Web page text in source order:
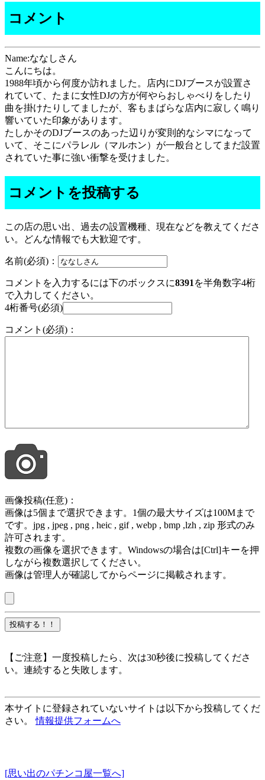
コメント
Name:ななしさん
こんにちは。
1988年頃から何度か訪れました。店内にDJブースが設置さ
れていて、たまに女性DJの方が何やらおしゃべりをしたり
曲を掛けたりしてましたが、客もまばらな店内に寂しく鳴り
響いていた印象があります。
たしかそのDJブースのあった辺りが変則的なシマになって
いて、そこにパラレル（マルホン）が一般台としてまだ設置
されていた事に強い衝撃を受けました。
コメントを投稿する
この店の思い出、過去の設置機種、現在などを教えてくださ
い。どんな情報でも大歓迎です。
名前(必須)：
コメントを入力するには下のボックスに8391 を半角数字4桁
で入力してください。
4桁番号(必須)
コメント(必須)：
画像投稿(任意)：
画像は5個まで選択できます。1個の最大サイズは100Mまで
です。jpg , jpeg , png , heic , gif , webp , bmp ,lzh , zip 形式のみ
許可されます。
複数の画像を選択できます。Windowsの場合は[Ctrl]キーを押
しながら複数選択してください。
画像は管理人が確認してからページに掲載されます。
【ご注意】一度投稿したら、次は30秒後に投稿してくださ
い。連続すると失敗します。
本サイトに登録されていないサイトは以下から投稿してくだ
さい。情報提供フォームへ
[思い出のパチンコ屋一覧へ]